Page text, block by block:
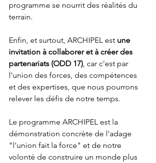
programme se nourrit des réalités du
terrain.
Enfin, et surtout, ARCHIPEL est une
invitation à collaborer et à créer des
partenariats (ODD 17), car c'est par
l'union des forces, des compétences
et des expertises, que nous pourrons
relever les défis de notre temps.
Le programme ARCHIPEL est la
démonstration concrète de l'adage
"l'union fait la force" et de notre
volonté de construire un monde plus